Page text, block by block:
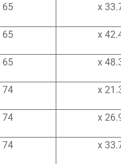
65
65
65
74
74
74